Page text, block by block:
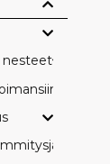
nesteet